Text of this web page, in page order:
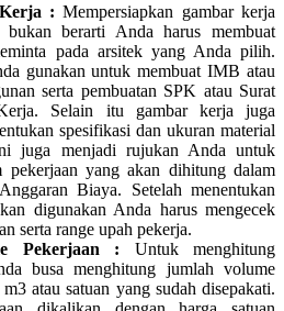
: Mempersiapkan gambar kerja
berarti Anda harus membuat
pada arsitek yang Anda pilih.
gunakan untuk membuat IMB atau
serta pembuatan SPK atau Surat
Selain itu gambar kerja juga
spesifikasi dan ukuran material
juga menjadi rujukan Anda untuk
pekerjaan yang akan dihitung dalam
Biaya. Setelah menentukan
digunakan Anda harus mengecek
serta range upah pekerja.
Pekerjaan : Untuk menghitung
busa menghitung jumlah volume
atau satuan yang sudah disepakati.